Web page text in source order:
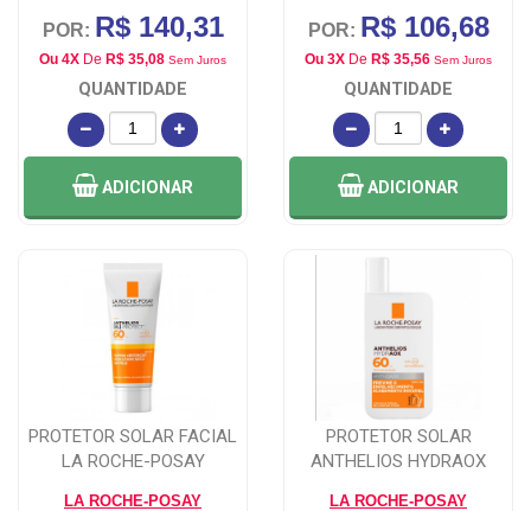
POR: R$ 140,31
Ou 4X De R$ 35,08 Sem Juros
QUANTIDADE
ADICIONAR
POR: R$ 106,68
Ou 3X De R$ 35,56 Sem Juros
QUANTIDADE
ADICIONAR
PROTETOR SOLAR FACIAL
LA ROCHE-POSAY
LA ROCHE-POSAY
PROTETOR SOLAR
ANTHELIOS HYDRAOX
LA ROCHE-POSAY